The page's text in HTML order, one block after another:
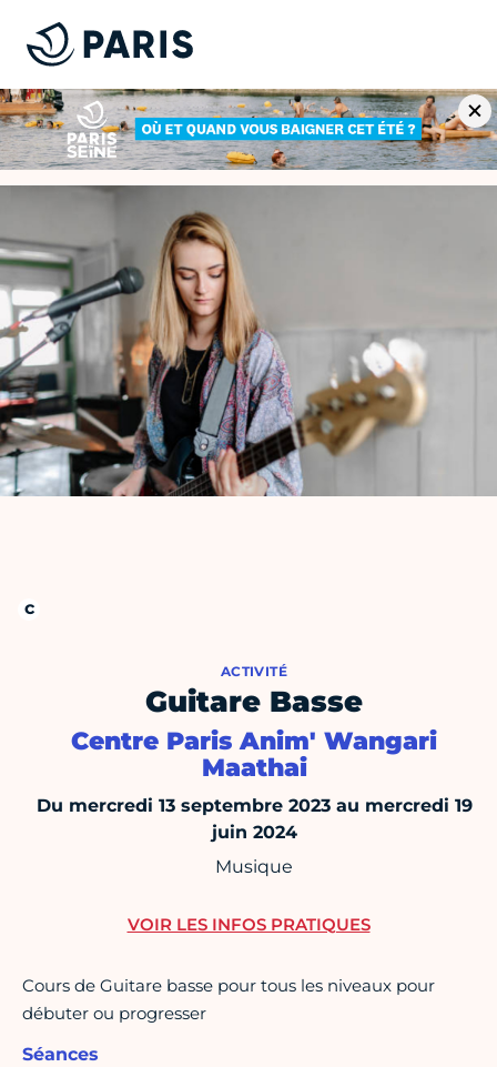
ACTIVITÉ
Guitare Basse
Centre Paris Anim' Wangari
Maathai
Du mercredi 13 septembre 2023 au mercredi 19
juin 2024
Musique
Cours de Guitare basse pour tous les niveaux pour
débuter ou progresser
Séances
VOIR LES INFOS PRATIQUES